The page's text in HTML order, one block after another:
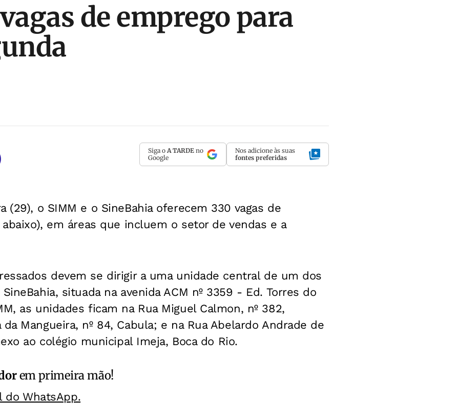
de emprego para
Siga o A TARDE no
Google
Nos adicione às suas
fontes preferidas
(29), o SIMM e o SineBahia oferecem 330 vagas de
em áreas que incluem o setor de vendas e a
devem se dirigir a uma unidade central de um dos
situada na avenida ACM nº 3359 - Ed. Torres do
as unidades ficam na Rua Miguel Calmon, nº 382,
da Mangueira, nº 84, Cabula; e na Rua Abelardo Andrade de
ao colégio municipal Imeja, Boca do Rio.
em primeira mão!
do WhatsApp.